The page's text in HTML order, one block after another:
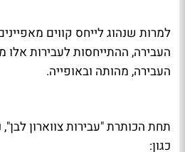
למרות שנהוג לייחס קווים
העבירה, ההתייחסות לעבירות
העבירה, מהותה ובאופייה.
תחת הכותרת "עבירות צווארון לבן",
כגון: